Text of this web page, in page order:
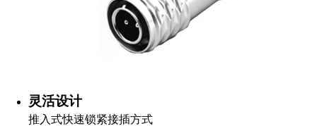
灵活设计
推入式快速锁紧接插方式